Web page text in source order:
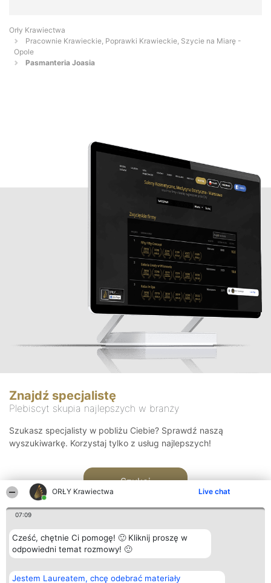
ORŁY Krawiectwa Live chat
07:09
Cześć, chętnie Ci pomogę! 🙂 Kliknij proszę w
odpowiedni temat rozmowy! 🙂
Jestem Laureatem, chcę odebrać materiały
Orły Krawiectwa
Pracownie Krawieckie, Poprawki Krawieckie, Szycie na Miarę -
Opole
Pasmanteria Joasia
Znajdź specjalistę
Plebiscyt skupia najlepszych w branży
Szukasz specjalisty w pobliżu Ciebie? Sprawdź naszą
wyszukiwarkę. Korzystaj tylko z usług najlepszych!
Szukaj
Organizator plebiscytu
Bright Side Solutions sp. z o.
Plebiscyt
Laureaci
Kontakt
Kontakt